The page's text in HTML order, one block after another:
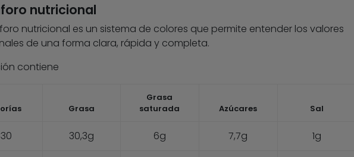
nutricional
nutricional es un sistema de colores que permite entender los valores
de una forma clara, rápida y completa.
contiene
Grasa
Grasa
saturada
Azúcares Sal
30,3g 6g 7,7g 1g